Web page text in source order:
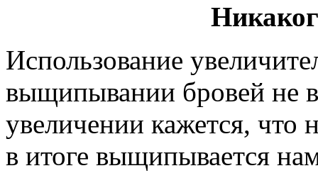
Использование
выщипывании бровей не
увеличении кажется, что
в итоге выщипывается